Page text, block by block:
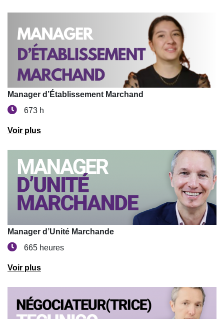
Manager d’Établissement Marchand
673 h
Voir plus
Manager d’Unité Marchande
665 heures
Voir plus